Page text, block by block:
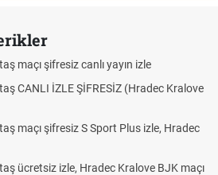
maçı şifresiz canlı yayın izle
CANLI İZLE ŞİFRESİZ (Hradec Kralove
maçı şifresiz S Sport Plus izle, Hradec
ücretsiz izle, Hradec Kralove BJK maçı